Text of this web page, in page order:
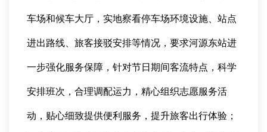
车场和候车大厅，实地察看停车场环境设施、站点
进出路线、旅客接驳安排等情况，要求河源东站进
一步强化服务保障，针对节日期间客流特点，科学
安排班次，合理调配运力，精心组织志愿服务活
动，贴心细致提供便利服务，提升旅客出行体验；